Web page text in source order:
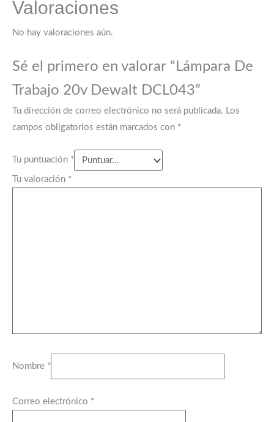
Valoraciones
No hay valoraciones aún.
Sé el primero en valorar “Lámpara De
Trabajo 20v Dewalt DCL043”
Tu dirección de correo electrónico no será publicada. Los
campos obligatorios están marcados con *
Tu puntuación *
Tu valoración *
Nombre *
Correo electrónico *